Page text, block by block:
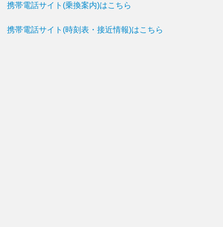
携帯電話サイト(乗換案内)はこちら
携帯電話サイト(時刻表・接近情報)はこちら